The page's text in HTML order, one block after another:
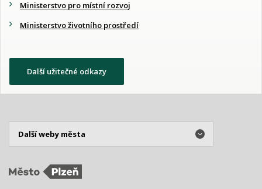
Ministerstvo pro místní rozvoj
Ministerstvo životního prostředí
Další užitečné odkazy